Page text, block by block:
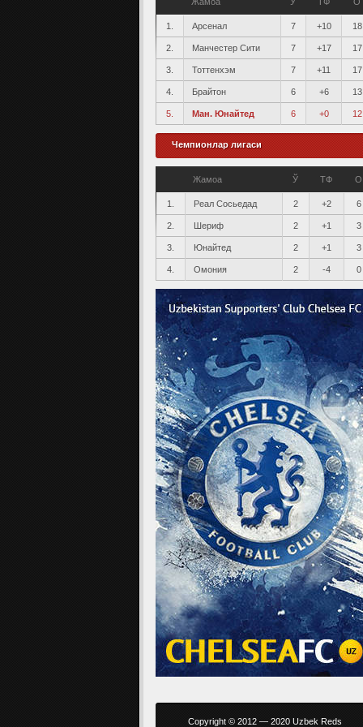
1. Арсенал 7 +10 18
2. Манчестер Сити 7 +17 17
3. Тоттенхэм 7 +11 17
4. Брайтон 6 +6 13
5. Ман. Юнайтед 6 +0 12
Чемпионлар лигаси
Жамоа Ў ТФ О
1. Реал Сосьедад 2 +2 6
2. Шериф 2 +1 3
3. Юнайтед 2 +1 3
4. Омония 2 -4 0
Copyright © 2012 — 2020 Uzbek Reds